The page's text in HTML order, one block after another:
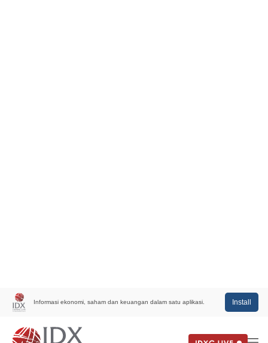
Informasi ekonomi, saham dan keuangan dalam satu aplikasi. Install